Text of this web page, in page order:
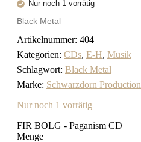
Nur noch 1 vorrätig
Black Metal
Artikelnummer: 404
Kategorien: CDs, E-H, Musik
Schlagwort: Black Metal
Marke: Schwarzdorn Production
Nur noch 1 vorrätig
FIR BOLG - Paganism CD
Menge